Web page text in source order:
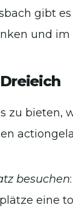
gibt
und
zu bieten,
besuchen
eine